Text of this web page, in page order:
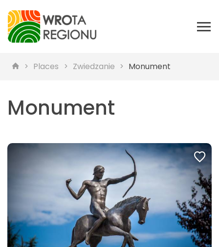
Places Zwiedzanie Monument
Monument